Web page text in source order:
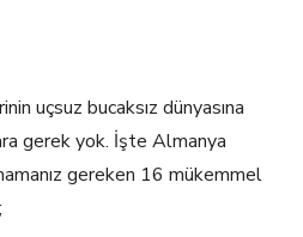
uçsuz bucaksız dünyasına
gerek yok. İşte Almanya
gereken 16 mükemmel